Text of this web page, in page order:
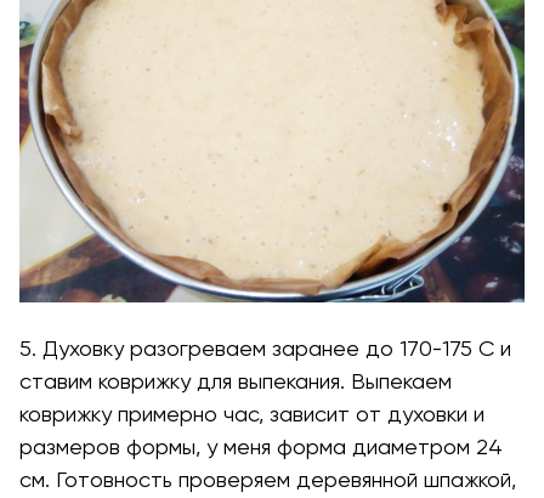
5. Духовку разогреваем заранее до 170-175 С и
ставим коврижку для выпекания. Выпекаем
коврижку примерно час, зависит от духовки и
размеров формы, у меня форма диаметром 24
см. Готовность проверяем деревянной шпажкой,